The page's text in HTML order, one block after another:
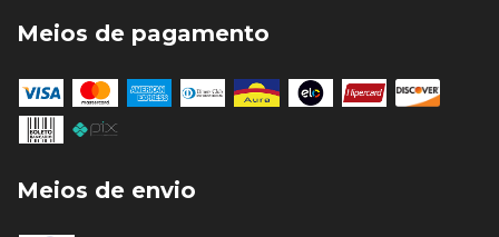
Meios de pagamento
Meios de envio